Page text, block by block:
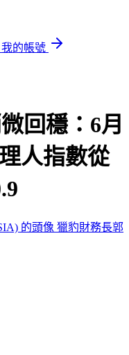
我的帳號
回穩：6月
人指數從
獵豹財務長郭